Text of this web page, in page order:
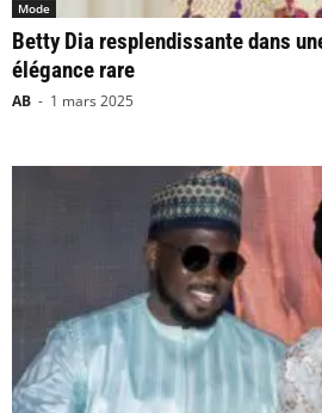
Mode
Betty Dia resplendissante dans
élégance rare
AB - 1 mars 2025